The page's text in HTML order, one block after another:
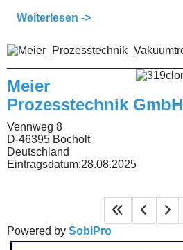
Weiterlesen ->
Meier
Prozesstechnik GmbH
Vennweg 8
D-46395 Bocholt
Deutschland
Eintragsdatum:28.08.2025
Powered by SobiPro